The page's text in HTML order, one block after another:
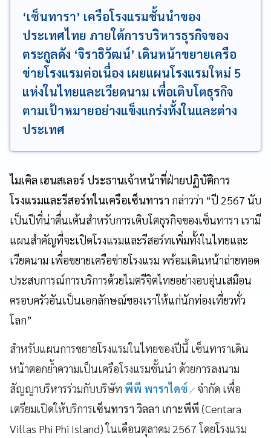
‘เซ็นทารา’ เครือโรงแรมชั้นนำของ
ประเทศไทย ภายใต้การบริหารธุรกิจของ
ตระกูลดัง ‘จิราธิวัฒน์’ เดินหน้าขยายเครือ
ข่ายโรงแรมต่อเนื่อง เผยแผนโรงแรมใหม่ 5
แห่งในไทยและเวียดนาม เพื่อเติบโตธุรกิจ
ตามเป้าหมายอย่างแข็งแกร่งทั้งในและต่าง
ประเทศ
ไมเคิล เฮนสเลอร์ ประธานเจ้าหน้าที่ฝ่ายปฏิบัติการ
โรงแรมและรีสอร์ทในเครือเซ็นทารา กล่าวว่า “ปี 2567 นับ
เป็นปีที่น่าตื่นเต้นสำหรับการเติบโตธุรกิจของเซ็นทารา เรามี
แผนสำคัญที่จะเปิดโรงแรมและรีสอร์ทเพิ่มทั้งในไทยและ
เวียดนาม เพื่อขยายเครือข่ายโรงแรม พร้อมเดินหน้าถ่ายทอด
ประสบการณ์การบริการด้วยไมตรีจิตไทยอย่างอบอุ่นเสมือน
ครอบครัวอันเป็นเอกลักษณ์ของเราให้แก่นักท่องเที่ยวทั่ว
โลก”
สำหรับแผนการขยายโรงแรมในไทยของปีนี้ เซ็นทาราเดิน
หน้าตอกย้ำความเป็นเครือโรงแรมชั้นนำ ด้วยการลงนาม
สัญญาบริหารร่วมกับบริษัท พีพี พาราไดซ์ จำกัด เพื่อ
เตรียมเปิดให้บริการเซ็นทารา วิลลา เกาะพีพี (Centara
Villas Phi Phi Island)ในเดือนตุลาคม 2567 โดยโรงแรม